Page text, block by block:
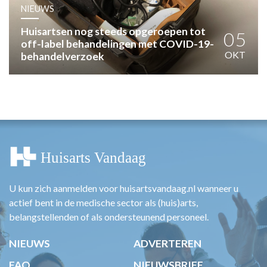
PRAKTIJKZAKEN
TARIEVEN
VPHUISARTSEN
MEDISCHE VAKHANDEL
NIEUWS
Huisartsen nog steeds opgeroepen tot
off-label behandelingen met COVID-19-
behandelverzoek
05
OKT
U kun zich aanmelden voor huisartsvandaag.nl wanneer u
actief bent in de medische sector als (huis)arts,
belangstellenden of als ondersteunend personeel.
NIEUWS
ADVERTEREN